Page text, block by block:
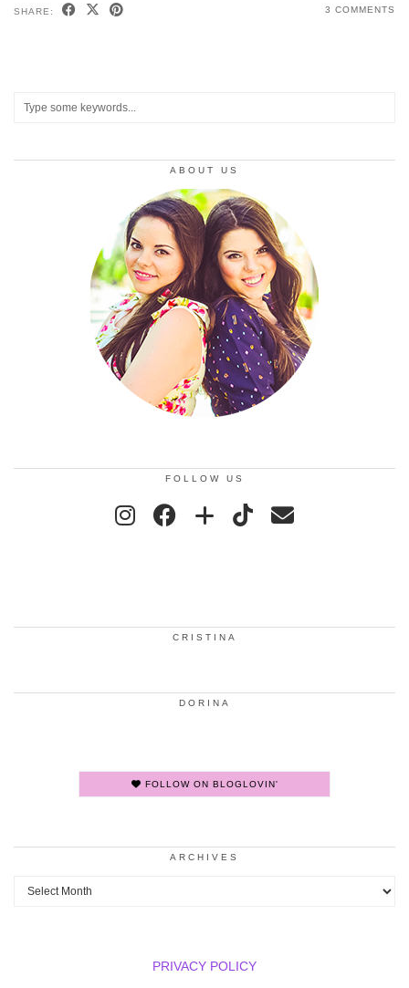
SHARE: 3 COMMENTS
ABOUT US
FOLLOW US
CRISTINA
DORINA
FOLLOW ON BLOGLOVIN'
ARCHIVES
Archives
PRIVACY POLICY